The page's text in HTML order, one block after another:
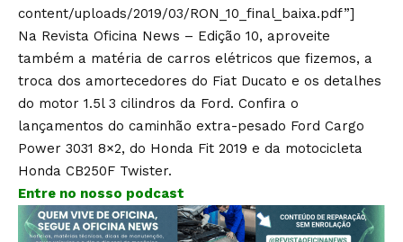
content/uploads/2019/03/RON_10_final_baixa.pdf”]
Na Revista Oficina News – Edição 10, aproveite
também a matéria de carros elétricos que fizemos, a
troca dos amortecedores do Fiat Ducato e os detalhes
do motor 1.5l 3 cilindros da Ford. Confira o
lançamentos do caminhão extra-pesado Ford Cargo
Power 3031 8×2, do Honda Fit 2019 e da motocicleta
Honda CB250F Twister.
Entre no nosso podcast